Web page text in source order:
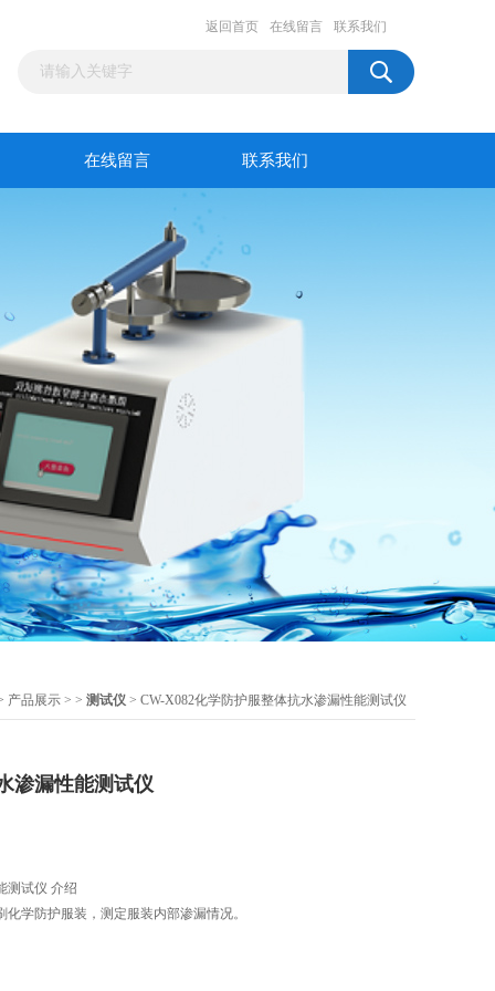
返回首页 在线留言 联系我们
在线留言 联系我们
产品展示 > > 测试仪 > CW-X082化学防护服整体抗水渗漏性能测试仪
渗漏性能测试仪
测试仪 介绍‌
学防护服装，测定服装内部渗漏情况。